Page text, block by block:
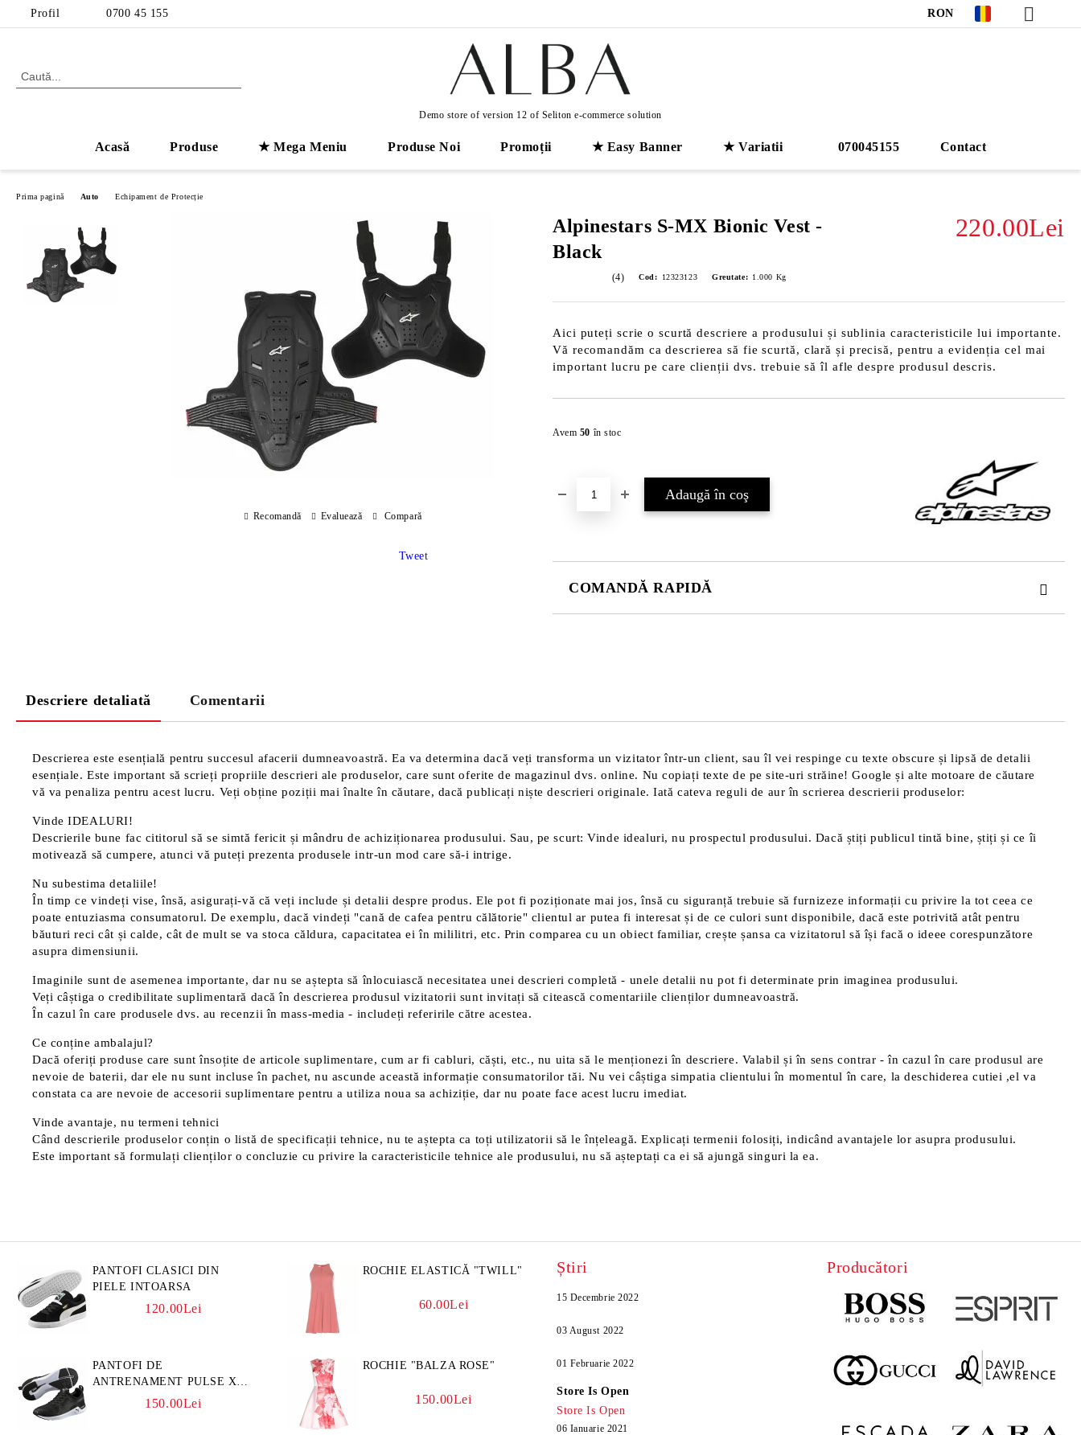
Profil 0700 45 155 RON
Demo store of version 12 of Seliton e-commerce solution
Acasă Produse ★ Mega Meniu Produse Noi Promoții ★ Easy Banner ★ Variatii 070045155 Contact
Prima pagină Auto Echipament de Protecție
Alpinestars S-MX Bionic Vest -
Black
220.00Lei
(4) Cod: 12323123 Greutate: 1.000 Kg
Aici puteți scrie o scurtă descriere a produsului și sublinia caracteristicile lui importante.
Vă recomandăm ca descrierea să fie scurtă, clară și precisă, pentru a evidenția cel mai
important lucru pe care clienții dvs. trebuie să îl afle despre produsul descris.
Avem 50 în stoc
COMANDĂ RAPIDĂ
Recomandă Evaluează Compară
Tweet
Descriere detaliată Comentarii
Descrierea este esențială pentru succesul afacerii dumneavoastră. Ea va determina dacă veți transforma un vizitator într-un client, sau îl vei respinge cu texte obscure și lipsă de detalii
esențiale. Este important să scrieți propriile descrieri ale produselor, care sunt oferite de magazinul dvs. online. Nu copiați texte de pe site-uri străine! Google și alte motoare de căutare
vă va penaliza pentru acest lucru. Veți obține poziții mai înalte în căutare, dacă publicați niște descrieri originale. Iată cateva reguli de aur în scrierea descrierii produselor:
Vinde IDEALURI!
Descrierile bune fac cititorul să se simtă fericit și mândru de achiziționarea produsului. Sau, pe scurt: Vinde idealuri, nu prospectul produsului. Dacă știți publicul tintă bine, știți și ce îi
motivează să cumpere, atunci vă puteți prezenta produsele intr-un mod care să-i intrige.
Nu subestima detaliile!
În timp ce vindeți vise, însă, asigurați-vă că veți include și detalii despre produs. Ele pot fi poziționate mai jos, însă cu siguranță trebuie să furnizeze informații cu privire la tot ceea ce
poate entuziasma consumatorul. De exemplu, dacă vindeți "cană de cafea pentru călătorie" clientul ar putea fi interesat și de ce culori sunt disponibile, dacă este potrivită atât pentru
băuturi reci cât și calde, cât de mult se va stoca căldura, capacitatea ei în mililitri, etc. Prin comparea cu un obiect familiar, crește șansa ca vizitatorul să își facă o ideee corespunzătore
asupra dimensiunii.
Imaginile sunt de asemenea importante, dar nu se aștepta să înlocuiască necesitatea unei descrieri completă - unele detalii nu pot fi determinate prin imaginea produsului.
Veți câștiga o credibilitate suplimentară dacă în descrierea produsul vizitatorii sunt invitați să citească comentariile clienților dumneavoastră.
În cazul în care produsele dvs. au recenzii în mass-media - includeți referirile către acestea.
Ce conține ambalajul?
Dacă oferiți produse care sunt însoțite de articole suplimentare, cum ar fi cabluri, căști, etc., nu uita să le menționezi în descriere. Valabil și în sens contrar - în cazul în care produsul are
nevoie de baterii, dar ele nu sunt incluse în pachet, nu ascunde această informație consumatorilor tăi. Nu vei câștiga simpatia clientului în momentul în care, la deschiderea cutiei ,el va
constata ca are nevoie de accesorii suplimentare pentru a utiliza noua sa achiziție, dar nu poate face acest lucru imediat.
Vinde avantaje, nu termeni tehnici
Când descrierile produselor conțin o listă de specificații tehnice, nu te aștepta ca toți utilizatorii să le înțeleagă. Explicați termenii folosiți, indicând avantajele lor asupra produsului.
Este important să formulați clienților o concluzie cu privire la caracteristicile tehnice ale produsului, nu să așteptați ca ei să ajungă singuri la ea.
PANTOFI CLASICI DIN
PIELE INTOARSA
120.00Lei
PANTOFI DE
ANTRENAMENT PULSE XT
150.00Lei
ROCHIE ELASTICĂ "TWILL"
60.00Lei
ROCHIE "BALZA ROSE"
150.00Lei
Știri
15 Decembrie 2022
03 August 2022
01 Februarie 2022
Store Is Open
Store Is Open
06 Ianuarie 2021
Producători